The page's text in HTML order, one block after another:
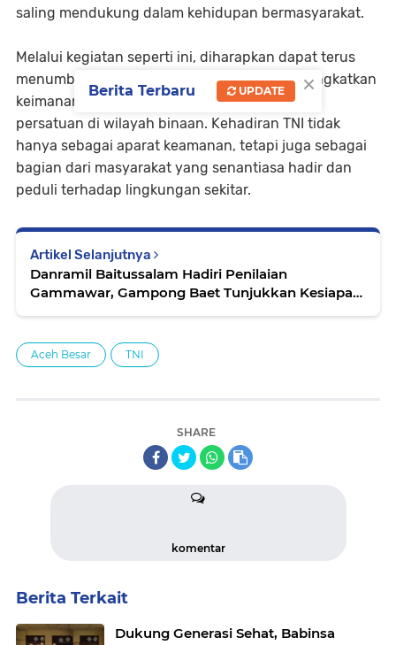
saling mendukung dalam kehidupan bermasyarakat.
Melalui kegiatan seperti ini, diharapkan dapat terus
menumbuhkan nilai-nilai kebersamaan, meningkatkan
keimanan dan ketakwaan, serta memperkokoh
persatuan di wilayah binaan. Kehadiran TNI tidak
hanya sebagai aparat keamanan, tetapi juga sebagai
bagian dari masyarakat yang senantiasa hadir dan
peduli terhadap lingkungan sekitar.
Artikel Selanjutnya
Danramil Baitussalam Hadiri Penilaian
Gammawar, Gampong Baet Tunjukkan Kesiapan
Aceh Besar TNI
SHARE
komentar
Berita Terkait
Dukung Generasi Sehat, Babinsa
×
Berita Terbaru UPDATE